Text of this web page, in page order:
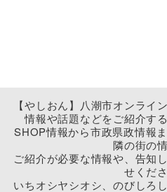
【やしおん】八潮市オンライ
情報や話題などをご紹介す
SHOP情報から市政県政情報
隣の街の情
ご紹介が必要な情報や、告知
せくださ
いちオシヤシオシ、のびしろ